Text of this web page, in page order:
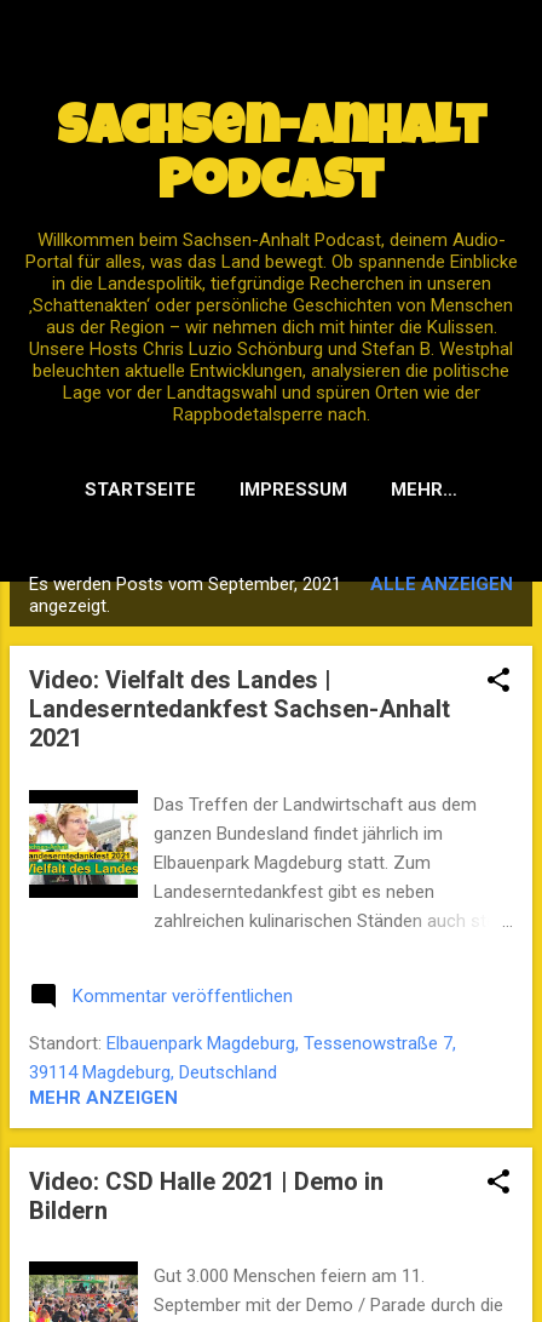
Sachsen-Anhalt
Podcast
Willkommen beim Sachsen-Anhalt Podcast, deinem Audio-
Portal für alles, was das Land bewegt. Ob spannende Einblicke
in die Landespolitik, tiefgründige Recherchen in unseren
‚Schattenakten‘ oder persönliche Geschichten von Menschen
aus der Region – wir nehmen dich mit hinter die Kulissen.
Unsere Hosts Chris Luzio Schönburg und Stefan B. Westphal
beleuchten aktuelle Entwicklungen, analysieren die politische
Lage vor der Landtagswahl und spüren Orten wie der
Rappbodetalsperre nach.
STARTSEITE IMPRESSUM MEHR…
o
Es werden Posts vom September, 2021
angezeigt.
ALLE ANZEIGEN
Video: Vielfalt des Landes |
Landeserntedankfest Sachsen-Anhalt
2021
Das Treffen der Landwirtschaft aus dem
ganzen Bundesland findet jährlich im
Elbauenpark Magdeburg statt. Zum
Landeserntedankfest gibt es neben
zahlreichen kulinarischen Ständen auch stets
Westphal hat sich für den Sachsen-Anhalt
Podcast auf dem Fest am 18./19. September
2021 umgeschaut .
Kommentar veröffentlichen
Standort: Elbauenpark Magdeburg, Tessenowstraße 7,
39114 Magdeburg, Deutschland
MEHR ANZEIGEN
Video: CSD Halle 2021 | Demo in
Bildern
Gut 3.000 Menschen feiern am 11.
September mit der Demo / Parade durch die